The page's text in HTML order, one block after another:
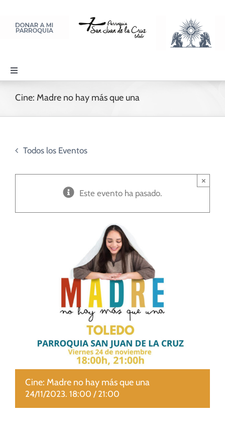
contenido
Toggle
Navigation
PARROQUIA
DISCIPULADOS
COMUNITARIOS
Cine: Madre no hay más que una
Todos los Eventos
Este evento ha pasado.
×
Cine: Madre no hay más que una
24/11/2023. 18:00 / 21:00